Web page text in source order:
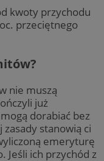
kwoty przychodu
przeciętnego
nie muszą
już
dorabiać bez
stanowią ci
emeryturę
Jeśli ich przychód z